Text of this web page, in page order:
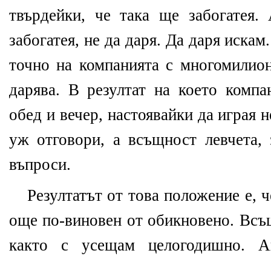
твърдейки, че така ще
забогатея, не да даря. Да даря
точно на компанията с
дарява. В резултат на което
обед и вечер, настоявайки да играя
уж отговори, а всъщност
въпроси.
Резултатът от това положение е,
още по-виновен от обикновено.
както с усещам целогодишно.